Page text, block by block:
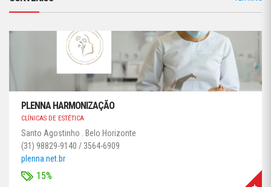
PLENNA HARMONIZAÇÃO
CLÍNICAS DE ESTÉTICA
Santo Agostinho . Belo Horizonte
(31) 98829-9140 / 3564-6909
plenna.net.br
15%